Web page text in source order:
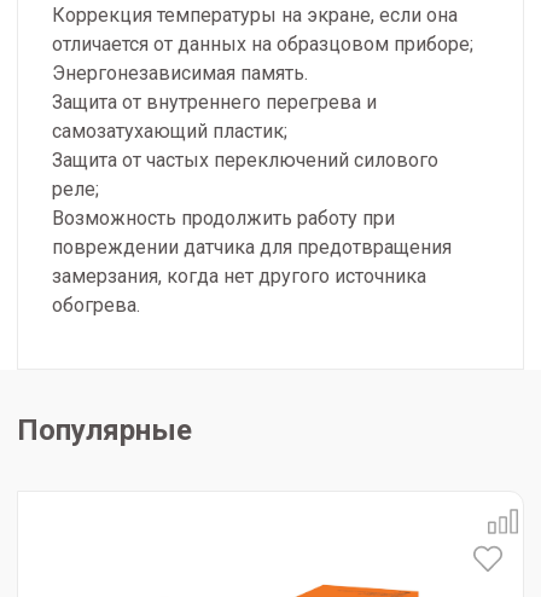
Коррекция температуры на экране, если она
отличается от данных на образцовом приборе;
Энергонезависимая память.
Защита от внутреннего перегрева и
самозатухающий пластик;
Защита от частых переключений силового
реле;
Возможность продолжить работу при
повреждении датчика для предотвращения
замерзания, когда нет другого источника
обогрева.
Популярные